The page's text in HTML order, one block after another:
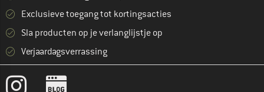
Exclusieve toegang tot kortingsacties
Sla producten op je verlanglijstje op
Verjaardagsverrassing